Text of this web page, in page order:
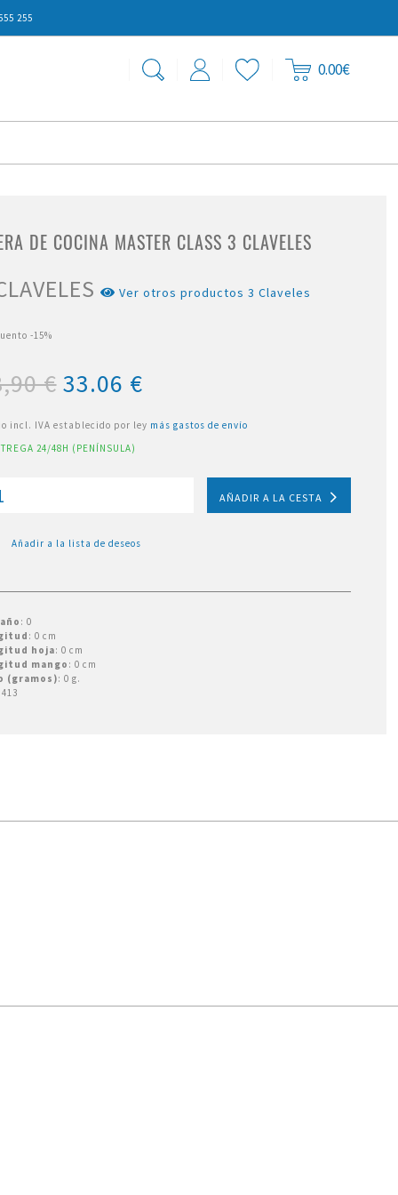
255
0.00€
DE COCINA MASTER CLASS 3 CLAVELES
Ver otros productos 3 Claveles
-15%
€ 33.06 €
incl. IVA establecido por ley más gastos de envío
24/48H (PENÍNSULA)
AÑADIR A LA CESTA
Añadir a la lista de deseos
: 0
: 0 cm
hoja: 0 cm
mango : 0 cm
(gramos): 0 g.
413